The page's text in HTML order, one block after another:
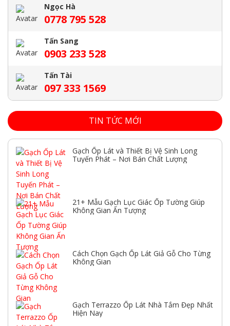
Ngọc Hà
0778 795 528
Tấn Sang
0903 233 528
Tấn Tài
097 333 1569
TIN TỨC MỚI
Gạch Ốp Lát và Thiết Bị Vệ Sinh Long
Tuyến Phát – Nơi Bán Chất Lượng
21+ Mẫu Gạch Lục Giác Ốp Tường Giúp
Không Gian Ấn Tượng
Cách Chọn Gạch Ốp Lát Giả Gỗ Cho Từng
Không Gian
Gạch Terrazzo Ốp Lát Nhà Tắm Đẹp Nhất
Hiện Nay